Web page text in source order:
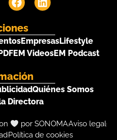
EmpresasLifestyle
EM VideosEM Podcast
Quiénes Somos
Directora
por SONOMAAviso legal
Política de cookies